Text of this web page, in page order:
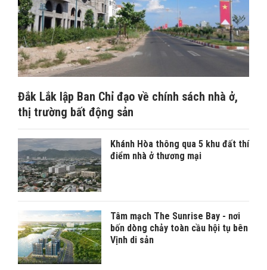
Đắk Lắk lập Ban Chỉ đạo về chính sách nhà ở,
thị trường bất động sản
Khánh Hòa thông qua 5 khu đất thí
điểm nhà ở thương mại
Tâm mạch The Sunrise Bay - nơi
bốn dòng chảy toàn cầu hội tụ bên
Vịnh di sản